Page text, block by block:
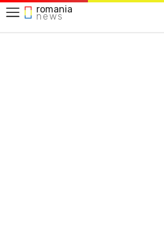
romania
news